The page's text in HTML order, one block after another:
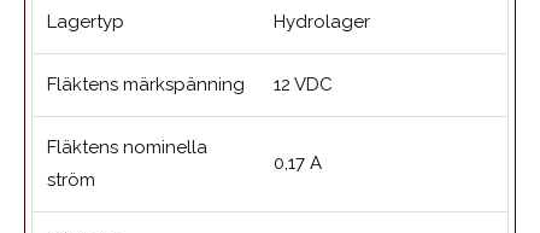
Lagertyp Hydrolager
Fläktens märkspänning 12 VDC
Fläktens nominella
ström
0,17 A